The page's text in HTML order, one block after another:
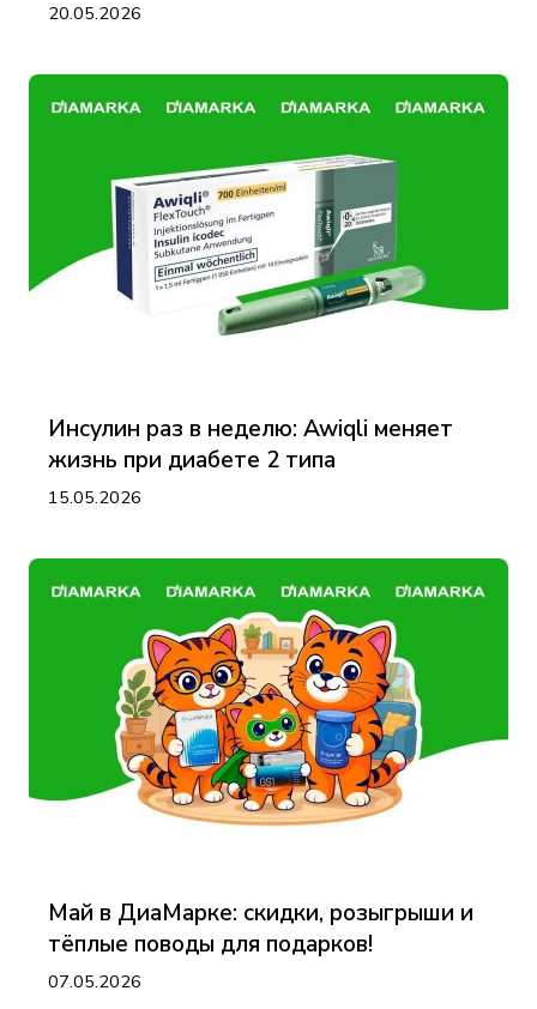
20.05.2026
Инсулин раз в неделю: Awiqli меняет
жизнь при диабете 2 типа
15.05.2026
Май в ДиаМарке: скидки, розыгрыши и
тёплые поводы для подарков!
07.05.2026